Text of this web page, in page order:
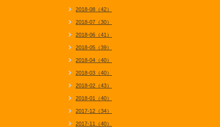
2018-08（42）
2018-07（30）
2018-06（41）
2018-05（39）
2018-04（40）
2018-03（40）
2018-02（43）
2018-01（40）
2017-12（34）
2017-11（40）